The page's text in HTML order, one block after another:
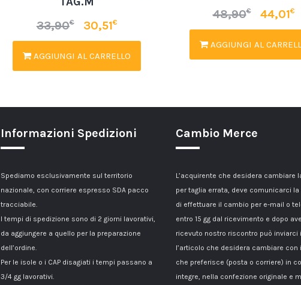
33,90€ 30,51€
AGGIUNGI AL CARRELLO
48,90€ 44,01€
AGGIUNGI AL
Informazioni Spedizioni
Spediamo esclusivamente sul territorio
nazionale, con corriere espresso SDA pacco
tracciabile.
I tempi di spedizione sono di 2 giorni lavorativi,
da aggiungere a quello per la preparazione
dell’ordine.
Per le isole o i CAP disagiati i tempi passano a
3/4 gg lavorativi.
Cambio Merce
L’acquirente che desidera cambiare
per taglia errata, deve comunicarci la
di effettuare il cambio per e-mail o
entro 15 gg dal ricevimento e dopo
ricevuto nostro riscontro può inviarci
l’articolo che desidera cambiare con
che preferisce (posta o corriere) in
integre, nella confezione originale e